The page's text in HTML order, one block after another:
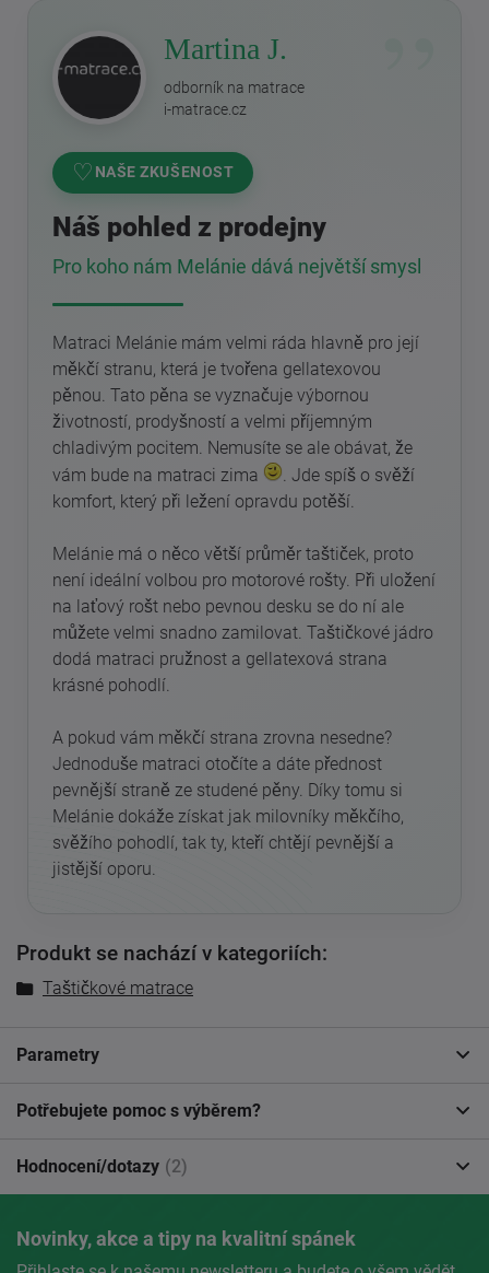
Martina J.
odborník na matrace
i-matrace.cz
♡ NAŠE ZKUŠENOST
Náš pohled z prodejny
Pro koho nám Melánie dává největší smysl
Matraci Melánie mám velmi ráda hlavně pro její
měkčí stranu, která je tvořena gellatexovou
pěnou. Tato pěna se vyznačuje výbornou
životností, prodyšností a velmi příjemným
chladivým pocitem. Nemusíte se ale obávat, že
vám bude na matraci zima
. Jde spíš o svěží
komfort, který při ležení opravdu potěší.
Melánie má o něco větší průměr taštiček, proto
není ideální volbou pro motorové rošty. Při uložení
na laťový rošt nebo pevnou desku se do ní ale
můžete velmi snadno zamilovat. Taštičkové jádro
dodá matraci pružnost a gellatexová strana
krásné pohodlí.
A pokud vám měkčí strana zrovna nesedne?
Jednoduše matraci otočíte a dáte přednost
pevnější straně ze studené pěny. Díky tomu si
Melánie dokáže získat jak milovníky měkčího,
svěžího pohodlí, tak ty, kteří chtějí pevnější a
jistější oporu.
Produkt se nachází v kategoriích:
Taštičkové matrace
Parametry
Potřebujete pomoc s výběrem?
Hodnocení/dotazy (2)
Novinky, akce a tipy na kvalitní spánek